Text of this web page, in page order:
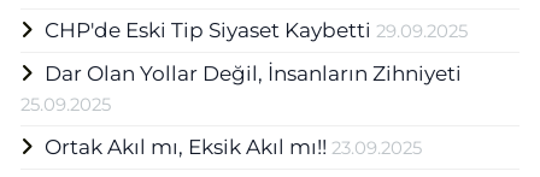
CHP'de Eski Tip Siyaset Kaybetti 29.09.2025
Dar Olan Yollar Değil, İnsanların Zihniyeti
25.09.2025
Ortak Akıl mı, Eksik Akıl mı!! 23.09.2025